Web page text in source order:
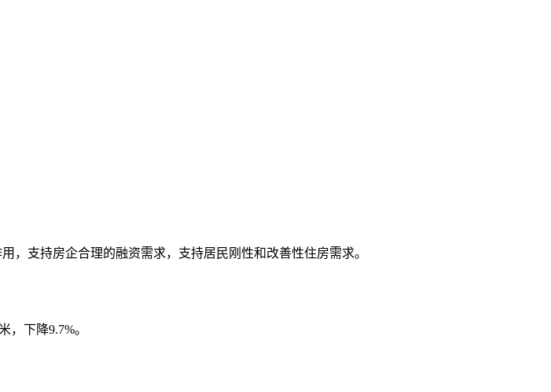
，支持房企合理的融资需求，支持居民刚性和改善性住房需求。
，下降9.7%。